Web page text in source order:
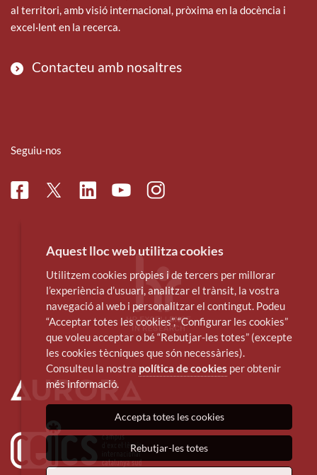
al territori, amb visió internacional, pròxima en la docència i
excel·lent en la recerca.
Contacteu amb nosaltres
Seguiu-nos
FacebookTwitterLinkedinYoutubeInstagram
Aquest lloc web utilitza cookies
Utilitzem cookies pròpies i de tercers per millorar
l’experiència d’usuari, analitzar el trànsit, la vostra
navegació al web i personalitzar el contingut. Podeu
“Acceptar totes les cookies”, “Configurar les cookies”
que voleu acceptar o bé “Rebutjar-les totes” (excepte
les cookies tècniques que són necessàries).
Consulteu la nostra política de cookies per obtenir
més informació.
Accepta totes les cookies
Rebutjar-les totes